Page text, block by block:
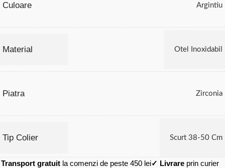
Culoare Argintiu
Material Otel Inoxidabil
Piatra Zirconia
Tip Colier Scurt 38-50 Cm
Transport gratuit la comenzi de peste 450 lei✓ Livrare prin curier